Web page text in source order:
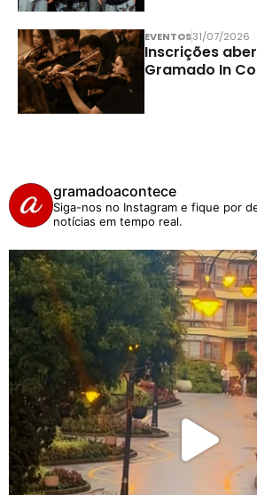
EVENTOS31/07/2026
Inscrições
Gramado In
gramadoacontece
Siga-nos no Instagram e fique por
notícias em tempo real.